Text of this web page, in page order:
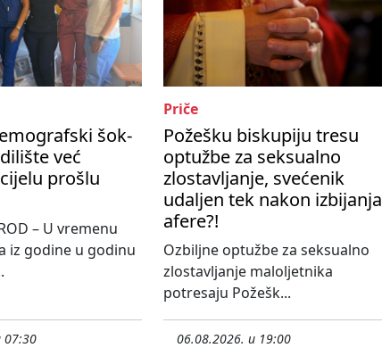
šok-
već
prošlu
– U vremenu
iz godine u godinu
07:30
Priče
Požešku biskupiju tresu
optužbe za seksualno
zlostavljanje, svećenik
udaljen tek nakon izbijanja
afere?!
Ozbiljne optužbe za seksualno
zlostavljanje maloljetnika
potresaju Požešk...
06.08.2026. u 19:00